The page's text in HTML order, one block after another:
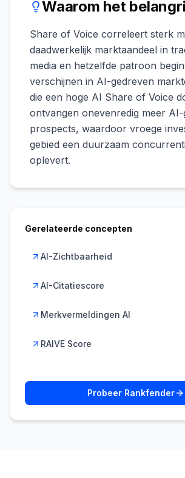
Waarom het
Share of Voice correleert sterk
daadwerkelijk marktaandeel in
media en hetzelfde patroon
verschijnen in AI-gedreven
die een hoge AI Share of Voice
ontvangen onevenredig meer
prospects, waardoor vroege
gebied een duurzaam
oplevert.
Gerelateerde concepten
AI-Zichtbaarheid
AI-Citatiescore
Merkvermeldingen AI
RAIVE Score
Probeer Rankfender